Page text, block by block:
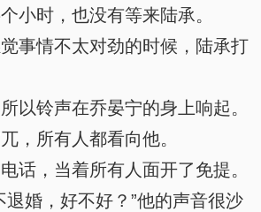
小时，也没有等来陆承。
事情不太对劲的时候，陆承打
以铃声在乔晏宁的身上响起。
，所有人都看向他。
话，当着所有人面开了免提。
婚，好不好？”他的声音很沙